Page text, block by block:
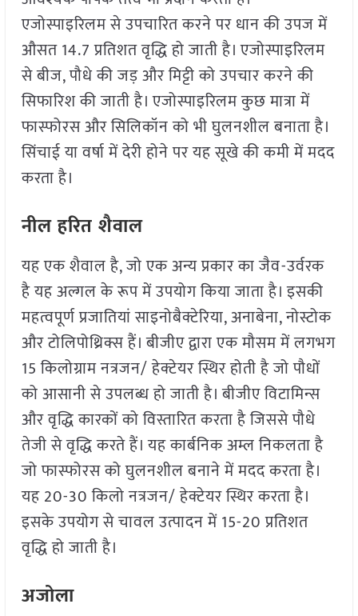
एजोस्पाइरिलम से उपचारित करने पर धान की उपज में
औसत 14.7 प्रतिशत वृद्धि हो जाती है। एजोस्पाइरिलम
से बीज, पौधे की जड़ और मिट्टी को उपचार करने की
सिफारिश की जाती है। एजोस्पाइरिलम कुछ मात्रा में
फास्फोरस और सिलिकॉन को भी घुलनशील बनाता है।
सिंचाई या वर्षा में देरी होने पर यह सूखे की कमी में मदद
करता है।
नील हरित शैवाल
यह एक शैवाल है, जो एक अन्य प्रकार का जैव-उर्वरक
है यह अल्गल के रूप में उपयोग किया जाता है। इसकी
महत्वपूर्ण प्रजातियां साइनोबैक्टेरिया, अनाबेना, नोस्टोक
और टोलिपोथ्रिक्स हैं। बीजीए द्वारा एक मौसम में लगभग
15 किलोग्राम नत्रजन/ हेक्टेयर स्थिर होती है जो पौधों
को आसानी से उपलब्ध हो जाती है। बीजीए विटामिन्स
और वृद्धि कारकों को विस्तारित करता है जिससे पौधे
तेजी से वृद्धि करते हैं। यह कार्बनिक अम्ल निकलता है
जो फास्फोरस को घुलनशील बनाने में मदद करता है।
यह 20-30 किलो नत्रजन/ हेक्टेयर स्थिर करता है।
इसके उपयोग से चावल उत्पादन में 15-20 प्रतिशत
वृद्धि हो जाती है।
अजोला